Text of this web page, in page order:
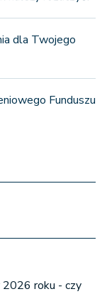
dla Twojego
Funduszu
2026 roku - czy